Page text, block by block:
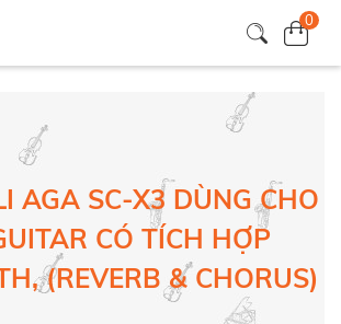
0
AGA SC-X3 DÙNG CHO
CÓ TÍCH HỢP
(REVERB & CHORUS)